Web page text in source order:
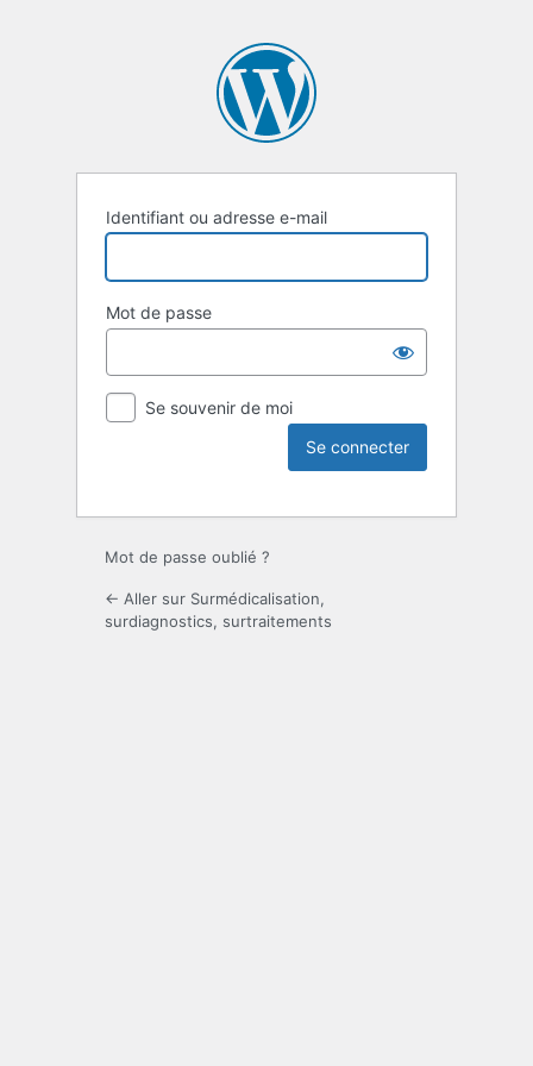
Identifiant ou adresse e-mail
Mot de passe
Se souvenir de moi
Mot de passe oublié ?
← Aller sur Surmédicalisation,
surdiagnostics, surtraitements